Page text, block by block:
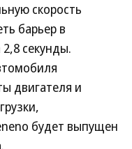
скорость
барьер в
секунды.
двигателя и
будет выпущен